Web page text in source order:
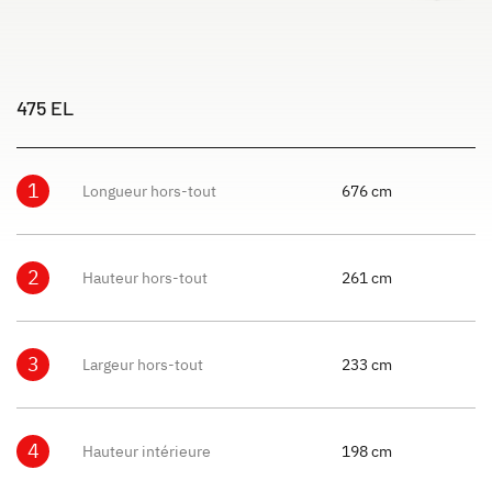
475 EL
1 Longueur hors-tout 676 cm
2 Hauteur hors-tout 261 cm
3 Largeur hors-tout 233 cm
4 Hauteur intérieure 198 cm